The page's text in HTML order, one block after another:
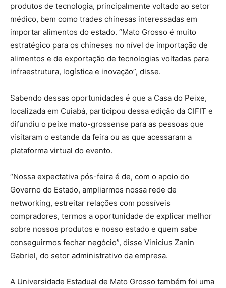
produtos de tecnologia, principalmente voltado ao setor
médico, bem como trades chinesas interessadas em
importar alimentos do estado. “Mato Grosso é muito
estratégico para os chineses no nível de importação de
alimentos e de exportação de tecnologias voltadas para
infraestrutura, logística e inovação”, disse.
Sabendo dessas oportunidades é que a Casa do Peixe,
localizada em Cuiabá, participou dessa edição da CIFIT e
difundiu o peixe mato-grossense para as pessoas que
visitaram o estande da feira ou as que acessaram a
plataforma virtual do evento.
“Nossa expectativa pós-feira é de, com o apoio do
Governo do Estado, ampliarmos nossa rede de
networking, estreitar relações com possíveis
compradores, termos a oportunidade de explicar melhor
sobre nossos produtos e nosso estado e quem sabe
conseguirmos fechar negócio”, disse Vinicius Zanin
Gabriel, do setor administrativo da empresa.
A Universidade Estadual de Mato Grosso também foi uma